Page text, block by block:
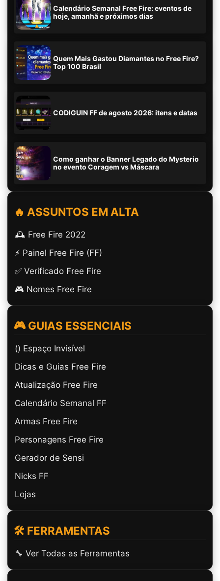
Calendário Semanal Free Fire: eventos de
hoje, amanhã e próximos dias
Quem Mais Gastou Diamantes no Free Fire?
Top 100 Brasil
CODIGUIN FF de agosto 2026: itens e datas
Como ganhar o Banner Legado do Mysterio
no evento Coragem vs Máscara
🔥 ASSUNTOS EM ALTA
🕰️ Free Fire 2022
⚡ Painel Free Fire (FF)
✅ Verificado Free Fire
🎮 Nomes Free Fire
🎮 GUIAS ESSENCIAIS
(ㅤ) Espaço Invisível
Dicas e Guias Free Fire
Atualização Free Fire
Calendário Semanal FF
Armas Free Fire
Personagens Free Fire
Gerador de Sensi
Nicks FF
Lojas
🛠️ FERRAMENTAS
🔧 Ver Todas as Ferramentas